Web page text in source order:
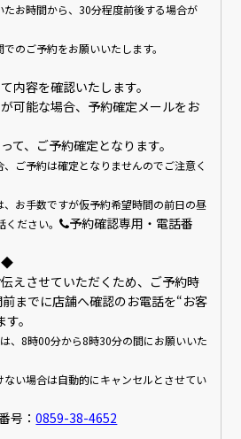
お時間から、30分程度前後する場合が
のご予約をお願いいたします。
内容を確認いたします。
可能な場合、予約確定メールをお
て、ご予約確定となります。
ご予約は確定となりませんのでご注意く
お手数ですが仮予約希望時間の前日の昼
ください。
予約確認専用・電話番
◆
えさせていただくため、ご予約時
までに店舗へ確認のお電話を“お客
。
、8時00分から8時30分の間にお願いいた
い場合は自動的にキャンセルとさせてい
号：0859-38-4652